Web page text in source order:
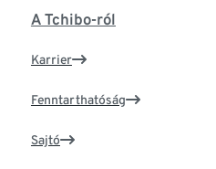
A Tchibo-ról
Karrier
Fenntarthatóság
Sajtó